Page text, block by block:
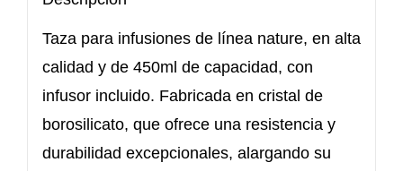
Taza para infusiones de línea nature, en alta
calidad y de 450ml de capacidad, con
infusor incluido. Fabricada en cristal de
borosilicato, que ofrece una resistencia y
durabilidad excepcionales, alargando su